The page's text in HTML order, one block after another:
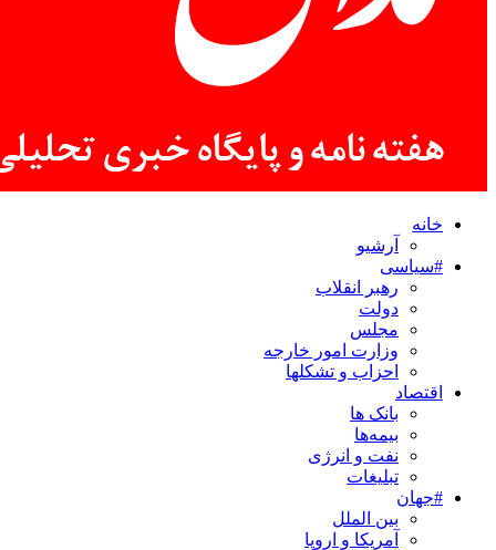
خانه
آرشیو
#سیاسی
رهبر انقلاب
دولت
مجلس
وزارت امور خارجه
احزاب و تشکلها
اقتصاد
بانک ها
بیمه‌ها
نفت و انرژی
تبلیغات
#جهان
بین الملل
آمریکا و اروپا